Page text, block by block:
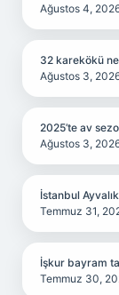
Ağustos 4,
32 karekökü
Ağustos 3,
2025’te av
Ağustos 3,
İstanbul
Temmuz 31,
İşkur bayram
Temmuz 30,